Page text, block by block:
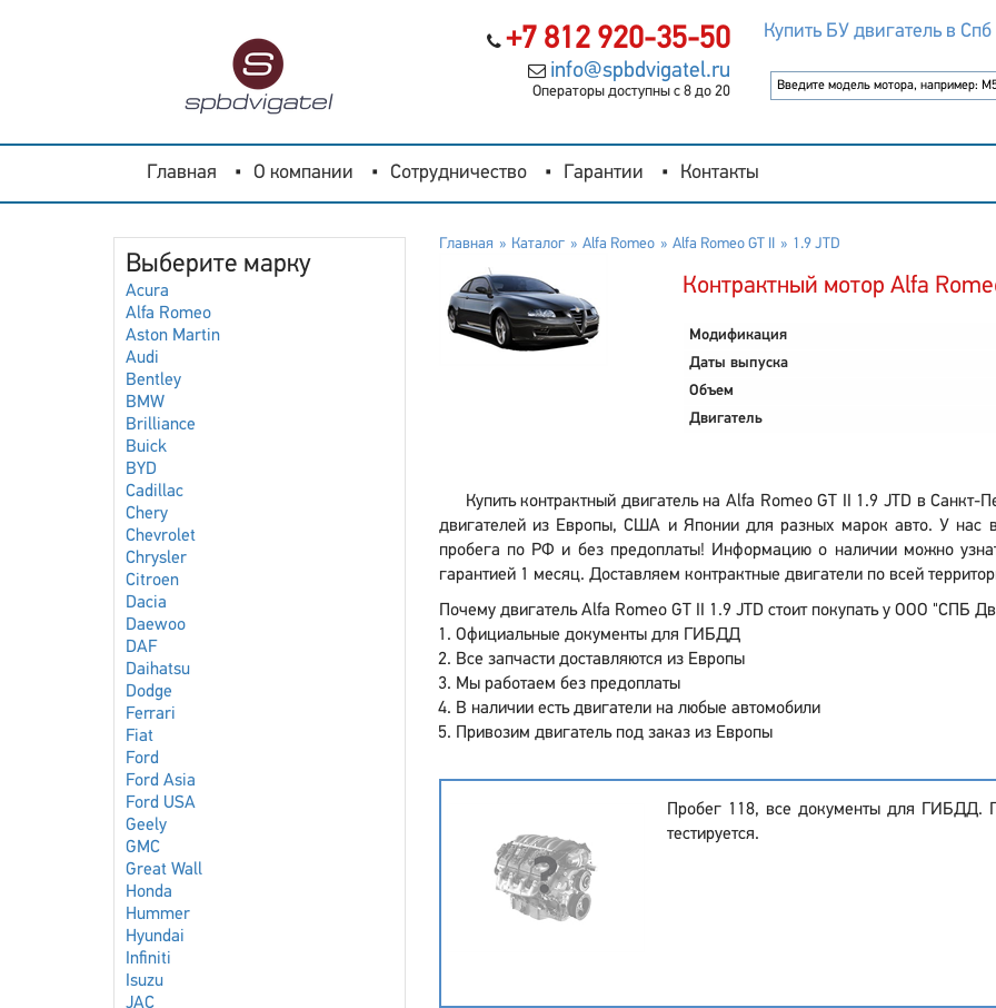
+7 812 920-35-50
info@spbdvigatel.ru
Операторы доступны с 8 до 20
Купить БУ двигатель в Спб
Главная О компании Сотрудничество Гарантии Контакты
Выберите марку
Acura
Alfa Romeo
Aston Martin
Audi
Bentley
BMW
Brilliance
Buick
BYD
Cadillac
Chery
Chevrolet
Chrysler
Citroen
Dacia
Daewoo
DAF
Daihatsu
Dodge
Ferrari
Fiat
Ford
Ford Asia
Ford USA
Geely
GMC
Great Wall
Honda
Hummer
Hyundai
Infiniti
Isuzu
JAC
Главная Каталог Alfa Romeo Alfa Romeo GT II 1.9 JTD
Контрактный мотор Alfa
Модификация
Даты выпуска
Объем
Двигатель
Купить контрактный двигатель на Alfa Romeo GT II 1.9 JTD в
двигателей из Европы, США и Японии для разных марок авто. У нас
пробега по РФ и без предоплаты! Информацию о наличии можно
гарантией 1 месяц. Доставляем контрактные двигатели по всей
Почему двигатель Alfa Romeo GT II 1.9 JTD стоит покупать у ООО "СПБ
Официальные документы для ГИБДД
Все запчасти доставляются из Европы
Мы работаем без предоплаты
В наличии есть двигатели на любые автомобили
Привозим двигатель под заказ из Европы
Пробег 118, все документы для ГИБДД.
тестируется.